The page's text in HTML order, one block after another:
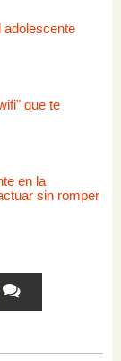
adolescente
que te
en la
sin romper